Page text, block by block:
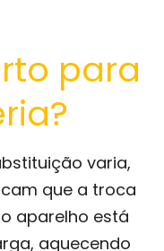
para
varia,
que a troca
aparelho está
aquecendo